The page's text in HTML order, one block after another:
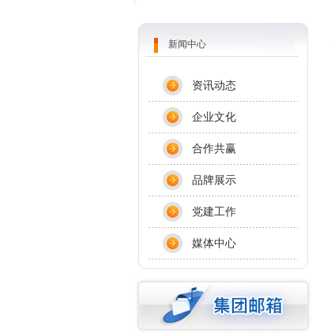
新闻中心
资讯动态
企业文化
合作共赢
品牌展示
党建工作
媒体中心